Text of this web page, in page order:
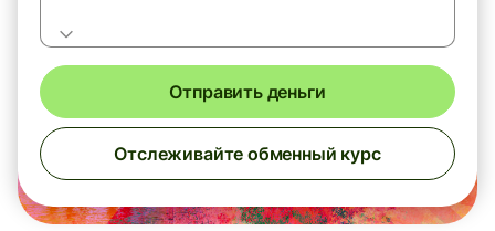
Отправить деньги
Отслеживайте обменный курс